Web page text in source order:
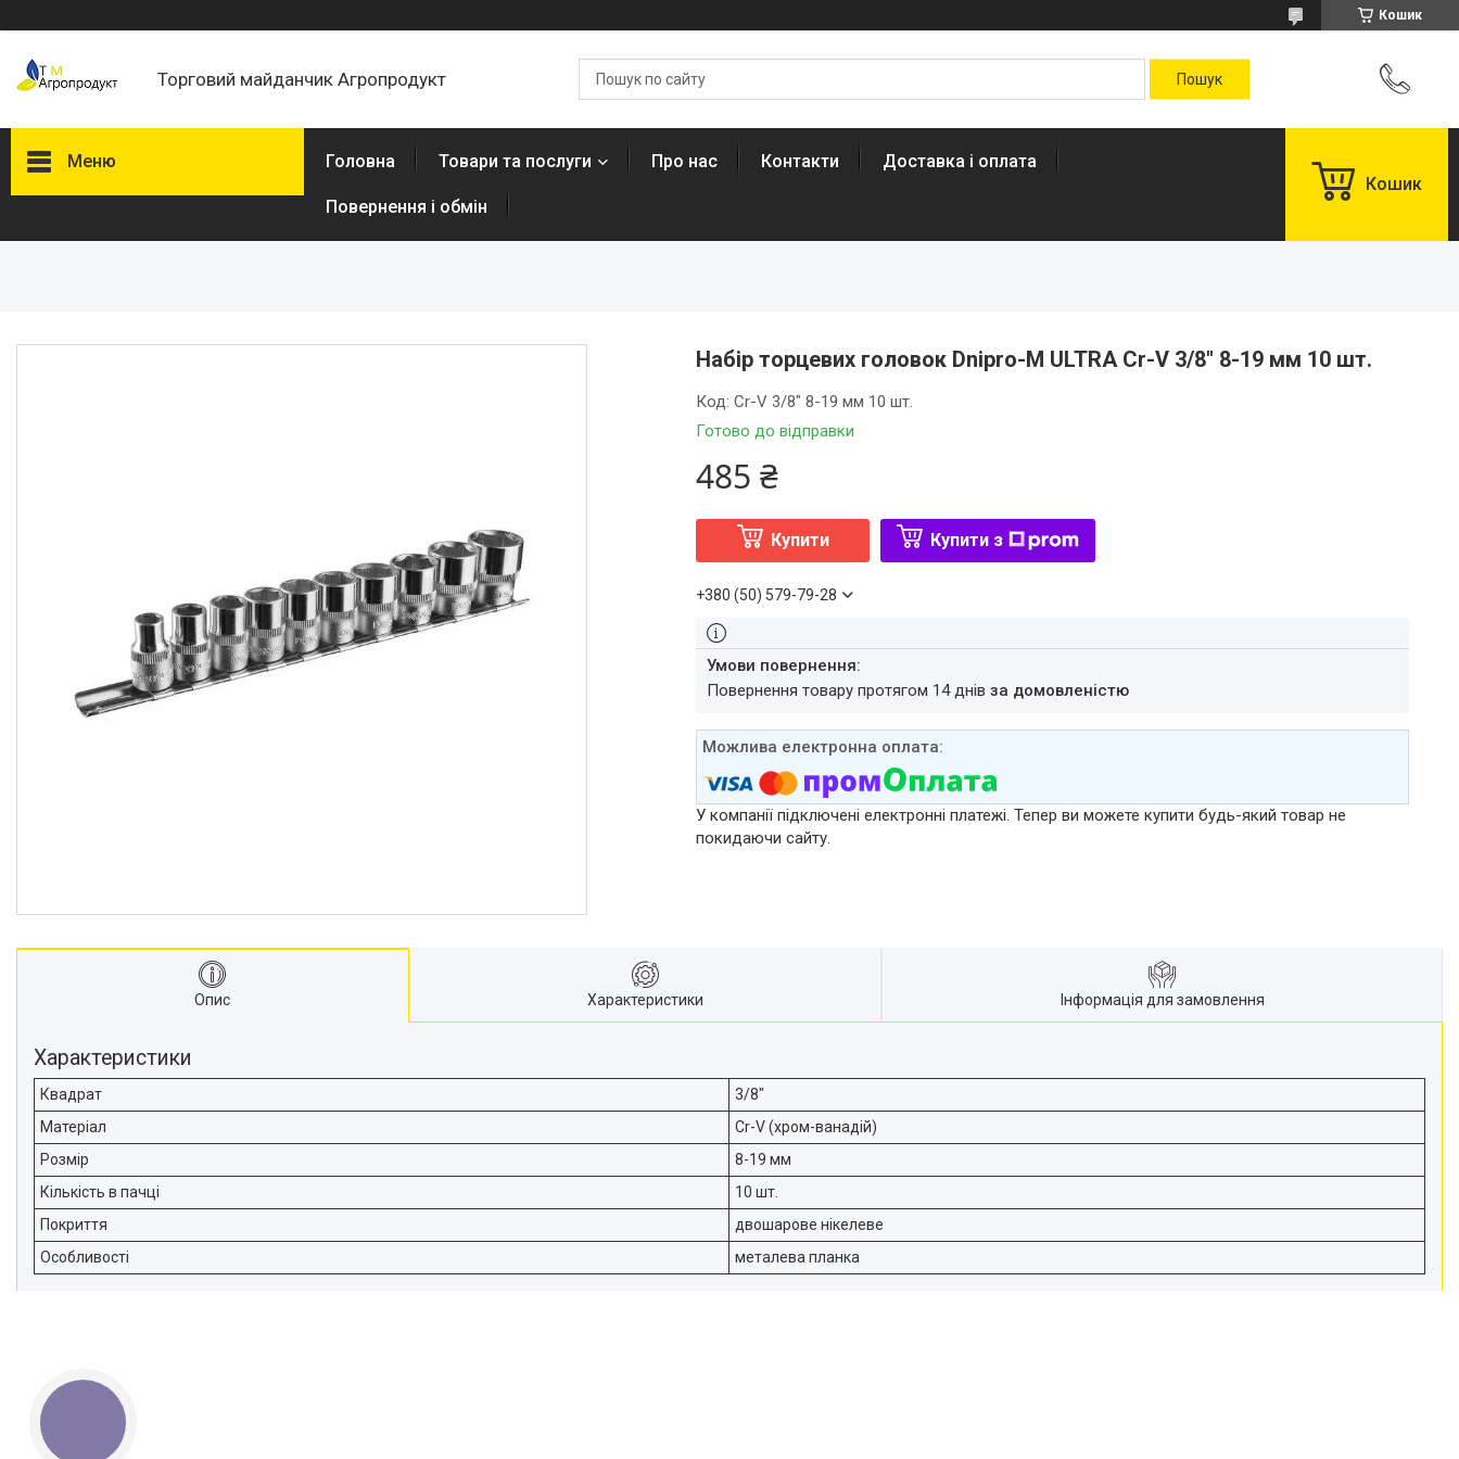
Кошик
Торговий майданчик Агропродукт
Меню Головна Товари та послуги Про нас Контакти Доставка і оплата
Повернення і обмін
Кошик
Набір торцевих головок Dnipro-M ULTRA Cr-V 3/8" 8-19 мм 10 шт.
Готово до відправки
Код:Cr-V 3/8" 8-19 мм 10 шт.
485 ₴
Купити Купити з
+380 (50) 579-79-28
повернення товару протягом 14 днівза домовленістю
У компанії підключені електронні платежі. Тепер ви можете купити будь-який товар не
покидаючи сайту.
Опис Характеристики Інформація для замовлення
Характеристики
Квадрат
3/8"
Матеріал
Cr-V (хром-ванадій)
Розмір
8-19 мм
Кількість в пачці
10 шт.
Покриття
двошарове нікелеве
Особливості
металева планка